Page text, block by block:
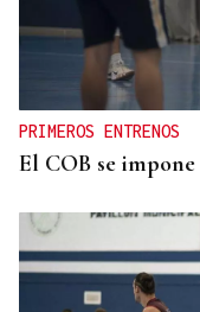
PRIMEROS ENTRENOS
El COB se